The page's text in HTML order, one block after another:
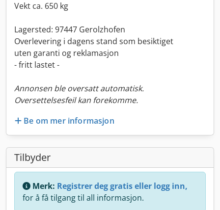
Vekt ca. 650 kg
Lagersted: 97447 Gerolzhofen
Overlevering i dagens stand som besiktiget
uten garanti og reklamasjon
- fritt lastet -
Annonsen ble oversatt automatisk.
Oversettelsesfeil kan forekomme.
Be om mer informasjon
Tilbyder
Merk: Registrer deg gratis eller logg inn,
for å få tilgang til all informasjon.